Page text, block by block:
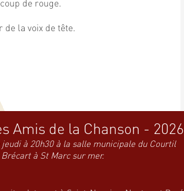
de rouge.
la voix de tête.
Amis de la Chanson - 2026
à 20h30 à la salle municipale du Courtil
Brécart à St Marc sur mer.